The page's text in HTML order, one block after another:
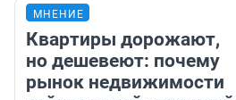
МНЕНИЕ
Квартиры дорожают,
но дешевеют: почему
рынок недвижимости